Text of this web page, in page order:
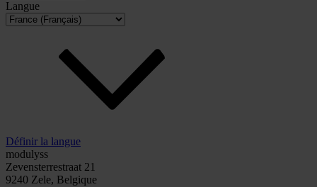
Langue
Définir la langue
modulyss
Zevensterrestraat 21
9240 Zele, Belgique